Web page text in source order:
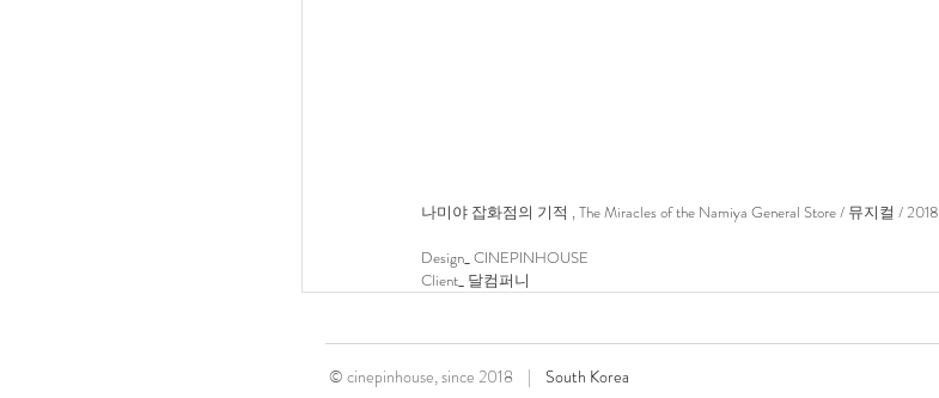
나미야 잡화점의 기적 , The Miracles of the Namiya General Store / 뮤지컬 / 2018
Design_ CINEPINHOUSE
Client_ 달컴퍼니
© cinepinhouse, since 2018 | South Korea